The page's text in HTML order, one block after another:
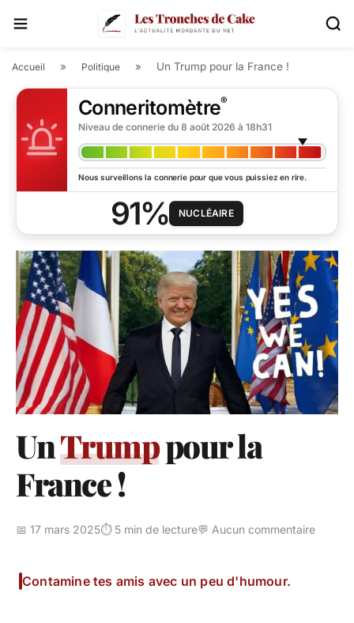
Accueil » Politique » Un Trump pour la France !
Conneritomètre®
Niveau de connerie du 8 août 2026 à 18h31
Nous surveillons la connerie pour que vous puissiez en rire.
91% NUCLÉAIRE
UnTrumppour la
France !
📅 17 mars 2025⏱️ 5 min de lecture💬 Aucun commentaire
Contamine tes amis avec un peu d'humour.